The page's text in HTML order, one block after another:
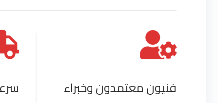
فنيون معتمدون وخبراء